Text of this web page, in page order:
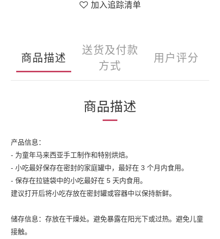
加入追踪清单
商品描述
送货及付款
方式
用户评分
商品描述
产品信息：
- 为童年马来西亚手工制作和特别烘焙。
- 小吃最好保存在密封的家庭罐中，最好在 3 个月内食用。
- 保存在拉链袋中的小吃最好在 5 天内食用。
建议打开后将小吃存放在密封罐或容器中以保持新鲜。
储存信息：存放在干燥处。避免暴露在阳光下或过热。避免儿童
接触。